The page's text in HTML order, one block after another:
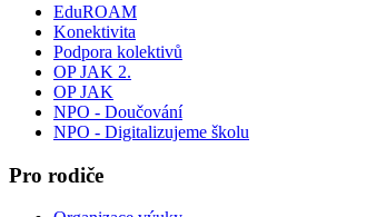
EduROAM
Konektivita
Podpora kolektivů
OP JAK 2.
OP JAK
NPO - Doučování
NPO - Digitalizujeme školu
Pro rodiče